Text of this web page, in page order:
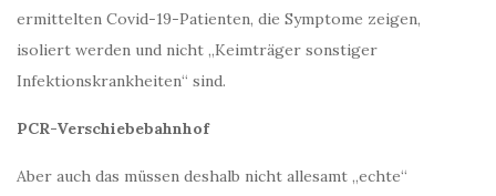
ermittelten Covid-19-Patienten, die Symptome zeigen,
isoliert werden und nicht „Keimträger sonstiger
Infektionskrankheiten“ sind.
PCR-Verschiebebahnhof
Aber auch das müssen deshalb nicht allesamt „echte“